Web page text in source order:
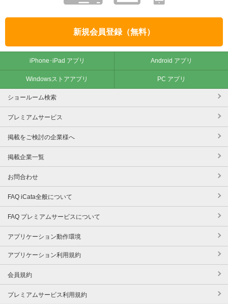
新規会員登録（無料）
iPhone･iPad アプリ Android アプリ
Windowsストアアプリ PC アプリ
ショールーム検索
プレミアムサービス
掲載をご検討の企業様へ
掲載企業一覧
お問合わせ
FAQ iCata全般について
FAQ プレミアムサービスについて
アプリケーション動作環境
アプリケーション利用規約
会員規約
プレミアムサービス利用規約